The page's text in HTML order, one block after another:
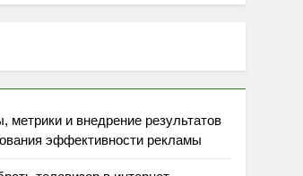
метрики и внедрение результатов
эффективности рекламы